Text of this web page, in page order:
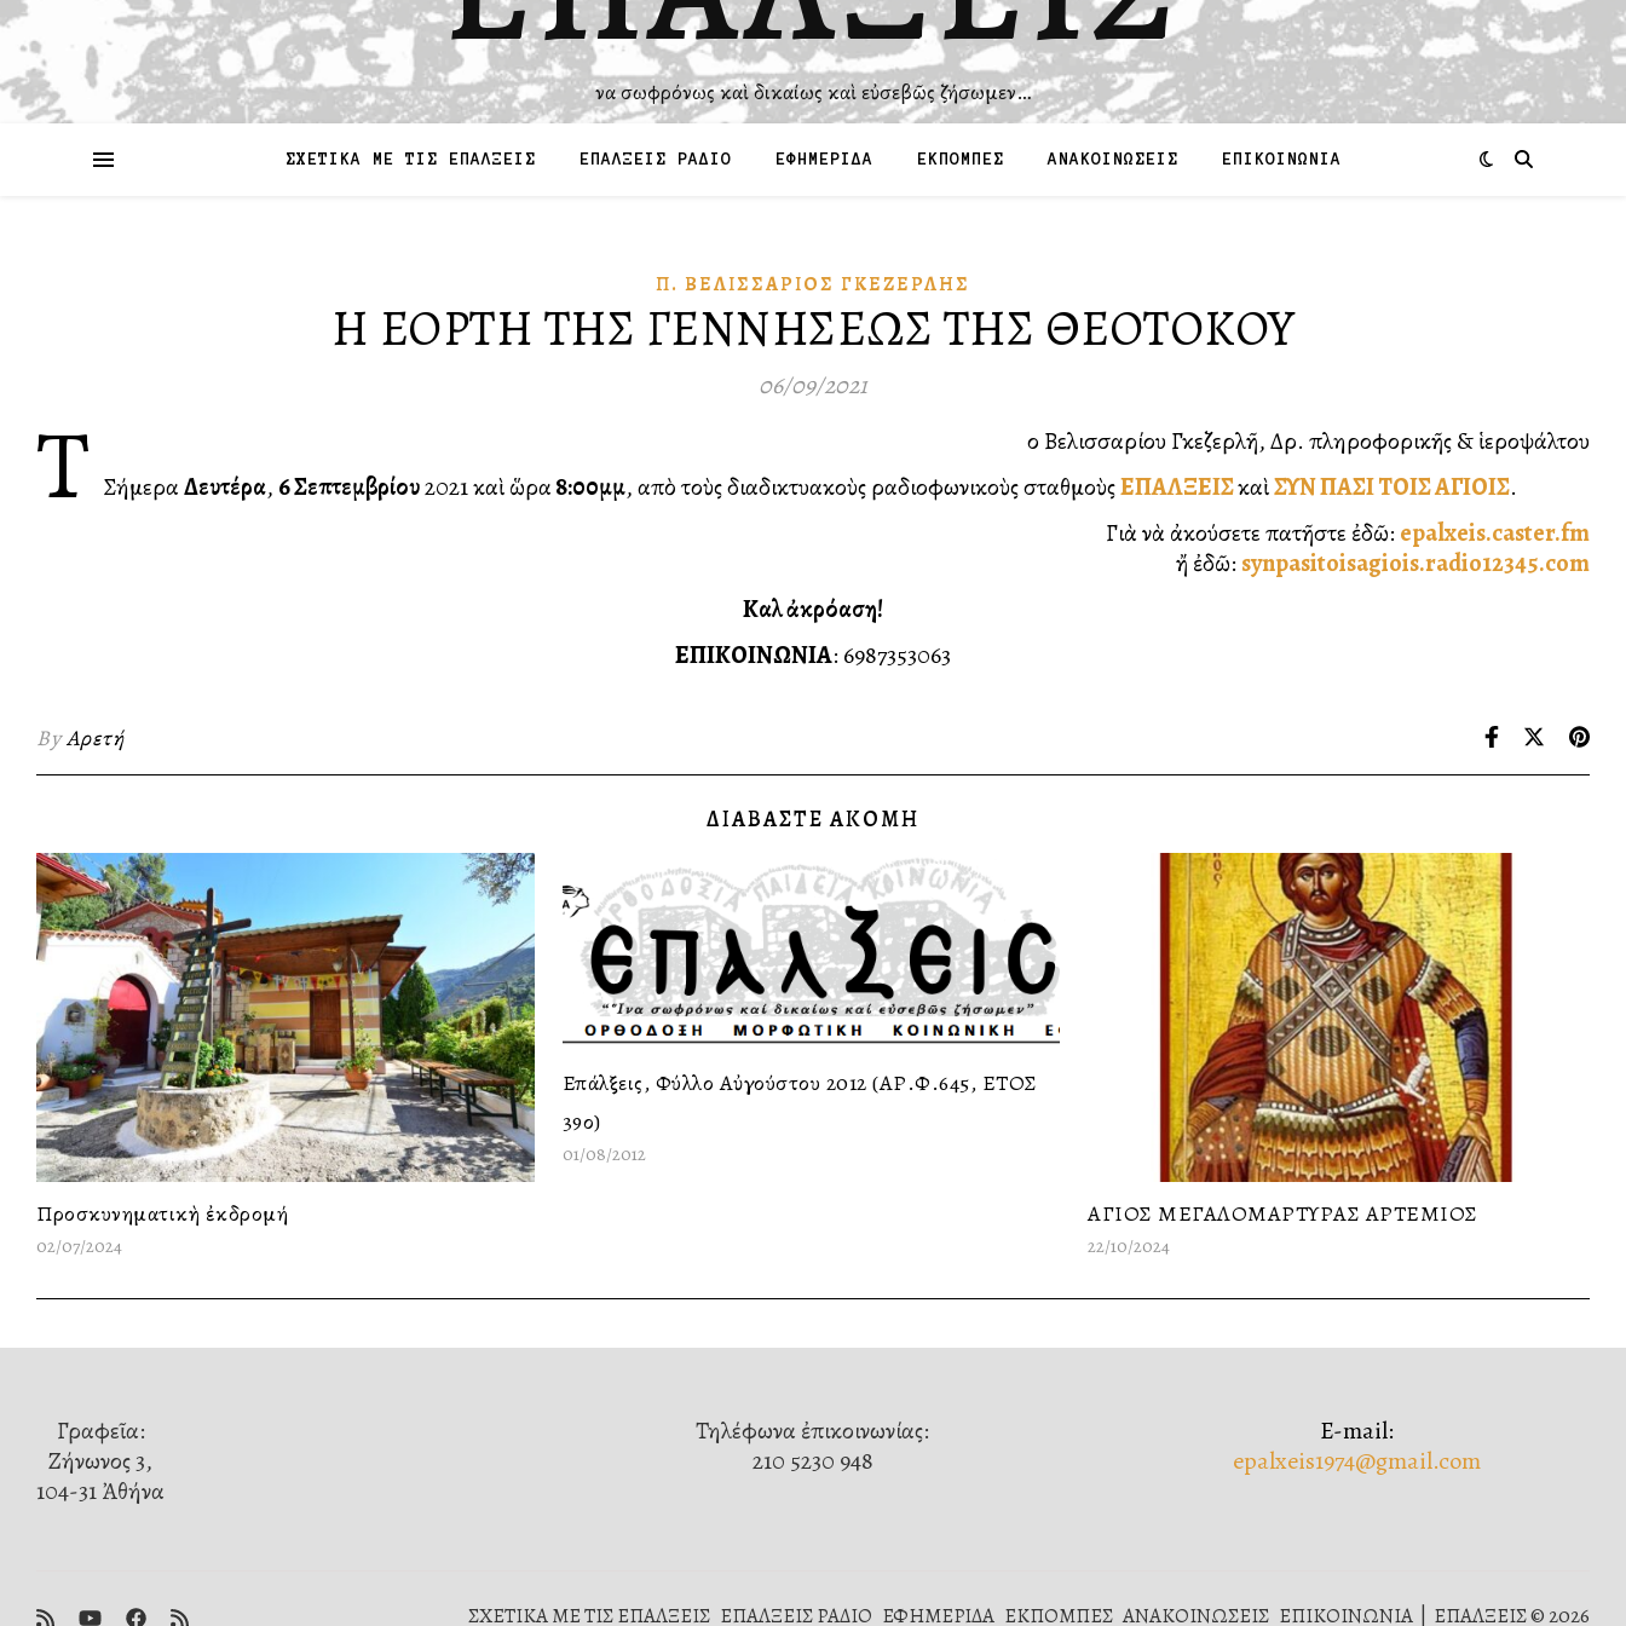
Ἵνα σωφρόνως καὶ δικαίως καὶ εὐσεβῶς ζήσωμεν…
ΣΧΕΤΙΚΑ ΜΕ ΤΙΣ ΕΠΑΛΞΕΙΣ ΕΠΑΛΞΕΙΣ ΡΑΔΙΟ ΕΦΗΜΕΡΙΔΑ ΕΚΠΟΜΠΕΣ ΑΝΑΚΟΙΝΩΣΕΙΣ ΕΠΙΚΟΙΝΩΝΙΑ
Π. ΒΕΛΙΣΣΆΡΙΟΣ ΓΚΕΖΕΡΛΉΣ
H EOPTH THΣ ΓENNHΣEΩΣ THΣ ΘEOTOKOY
06/09/2021
τ
οῦ Βελισσαρίου Γκεζερλῆ, Δρ. πληροφορικῆς & ἱεροψάλτου
ΣήμεραΔευτέρα, 6 Σεπτεμβρίου2021 καὶ ὥρα8:00μμ, απὸ τοὺς διαδικτυακοὺς ραδιοφωνικοὺς σταθμοὺςΕΠΑΛΞΕΙΣκαὶΣΥΝ ΠΑΣΙ ΤΟΙΣ ΑΓΙΟΙΣ.
Γιὰ νὰ ἀκούσετε πατῆστε ἐδῶ: epalxeis.caster.fm
ἤ ἐδῶ:synpasitoisagiois.radio12345.com
Καλὴ ἀκρόαση!
ΕΠΙΚΟΙΝΩΝΙΑ: 6987353063
ByΑρετή
ΔΙΑΒΑΣΤΕ ΑΚΟΜΗ
Προσκυνηματικὴ ἐκδρομή
02/07/2024
Επάλξεις, Φύλλο Αὐγούστου 2012 (ΑΡ.Φ.645, ΕΤΟΣ
39ο)
01/08/2012
ΑΓΙΟΣ ΜΕΓΑΛΟΜΑΡΤΥΡΑΣ ΑΡΤΕΜΙΟΣ
22/10/2024
Γραφεῖα:
Ζήνωνος 3,
104-31 Ἀθήνα
Τηλέφωνα ἐπικοινωνίας:
210 5230 948
E-mail:
epalxeis1974@gmail.com
ΕΠΑΛΞΕΙΣ © 2026
ΣΧΕΤΙΚΑ ΜΕ ΤΙΣ ΕΠΑΛΞΕΙΣ ΕΠΑΛΞΕΙΣ ΡΑΔΙΟ ΕΦΗΜΕΡΙΔΑ ΕΚΠΟΜΠΕΣ ΑΝΑΚΟΙΝΩΣΕΙΣ ΕΠΙΚΟΙΝΩΝΙΑ